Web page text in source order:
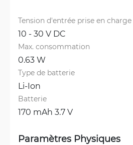
Tension d'entrée prise en charge
10 - 30 V DC
Max. consommation
0.63 W
Type de batterie
Li-Ion
Batterie
170 mAh 3.7 V
Paramètres Physiques